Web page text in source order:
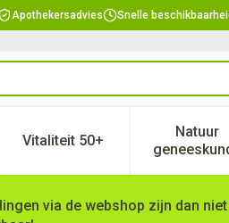
Apothekersadvies Snelle
categorie
en vitamines categorie
voor Zwangerschap en
Vitaliteit 50+Toon submenu voor
Natuur
via de webshop zijn dan